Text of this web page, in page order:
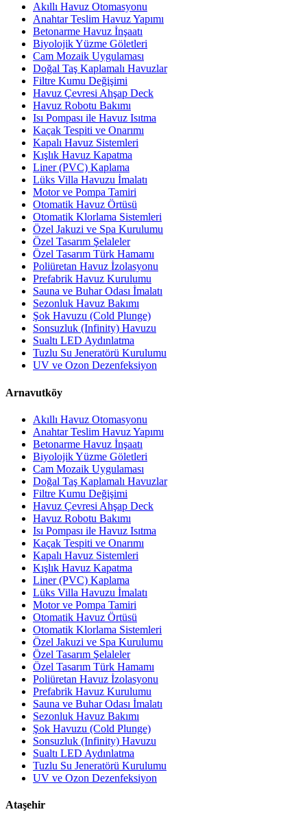
Akıllı Havuz Otomasyonu
Anahtar Teslim Havuz Yapımı
Betonarme Havuz İnşaatı
Biyolojik Yüzme Göletleri
Cam Mozaik Uygulaması
Doğal Taş Kaplamalı Havuzlar
Filtre Kumu Değişimi
Havuz Çevresi Ahşap Deck
Havuz Robotu Bakımı
Isı Pompası ile Havuz Isıtma
Kaçak Tespiti ve Onarımı
Kapalı Havuz Sistemleri
Kışlık Havuz Kapatma
Liner (PVC) Kaplama
Lüks Villa Havuzu İmalatı
Motor ve Pompa Tamiri
Otomatik Havuz Örtüsü
Otomatik Klorlama Sistemleri
Özel Jakuzi ve Spa Kurulumu
Özel Tasarım Şelaleler
Özel Tasarım Türk Hamamı
Poliüretan Havuz İzolasyonu
Prefabrik Havuz Kurulumu
Sauna ve Buhar Odası İmalatı
Sezonluk Havuz Bakımı
Şok Havuzu (Cold Plunge)
Sonsuzluk (Infinity) Havuzu
Sualtı LED Aydınlatma
Tuzlu Su Jeneratörü Kurulumu
UV ve Ozon Dezenfeksiyon
Arnavutköy
Akıllı Havuz Otomasyonu
Anahtar Teslim Havuz Yapımı
Betonarme Havuz İnşaatı
Biyolojik Yüzme Göletleri
Cam Mozaik Uygulaması
Doğal Taş Kaplamalı Havuzlar
Filtre Kumu Değişimi
Havuz Çevresi Ahşap Deck
Havuz Robotu Bakımı
Isı Pompası ile Havuz Isıtma
Kaçak Tespiti ve Onarımı
Kapalı Havuz Sistemleri
Kışlık Havuz Kapatma
Liner (PVC) Kaplama
Lüks Villa Havuzu İmalatı
Motor ve Pompa Tamiri
Otomatik Havuz Örtüsü
Otomatik Klorlama Sistemleri
Özel Jakuzi ve Spa Kurulumu
Özel Tasarım Şelaleler
Özel Tasarım Türk Hamamı
Poliüretan Havuz İzolasyonu
Prefabrik Havuz Kurulumu
Sauna ve Buhar Odası İmalatı
Sezonluk Havuz Bakımı
Şok Havuzu (Cold Plunge)
Sonsuzluk (Infinity) Havuzu
Sualtı LED Aydınlatma
Tuzlu Su Jeneratörü Kurulumu
UV ve Ozon Dezenfeksiyon
Ataşehir